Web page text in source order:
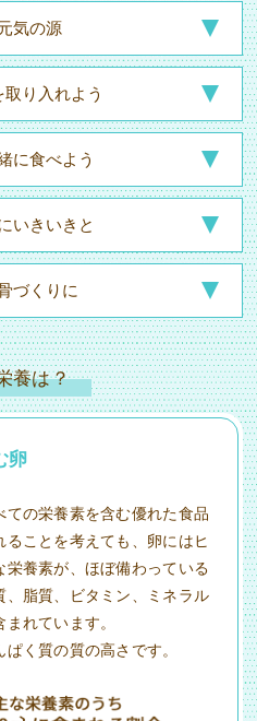
気の源
取り入れよう
に食べよう
いきいきと
づくりに
養は？
卵
の栄養素を含む優れた食品
ことを考えても、卵にはヒ
栄養素が、ほぼ備わっている
、脂質、ビタミン、ミネラル
れています。
く質の質の高さです。